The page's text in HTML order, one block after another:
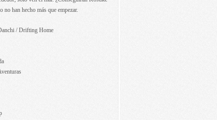
han hecho más que empezar.
/ Drifting Home